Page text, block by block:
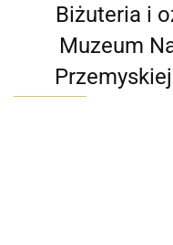
Biżuteria i
Muzeum